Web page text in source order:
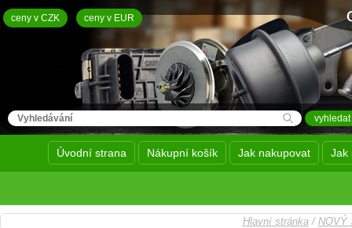
ceny v CZK ceny v EUR
Úvodní strana Nákupní košík Jak nakupovat Jak
Hlavní stránka/ NOVÝ